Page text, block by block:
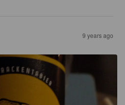
9 years ago